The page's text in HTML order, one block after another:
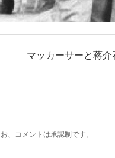
マッカーサーと蒋介
、コメントは承認制です。